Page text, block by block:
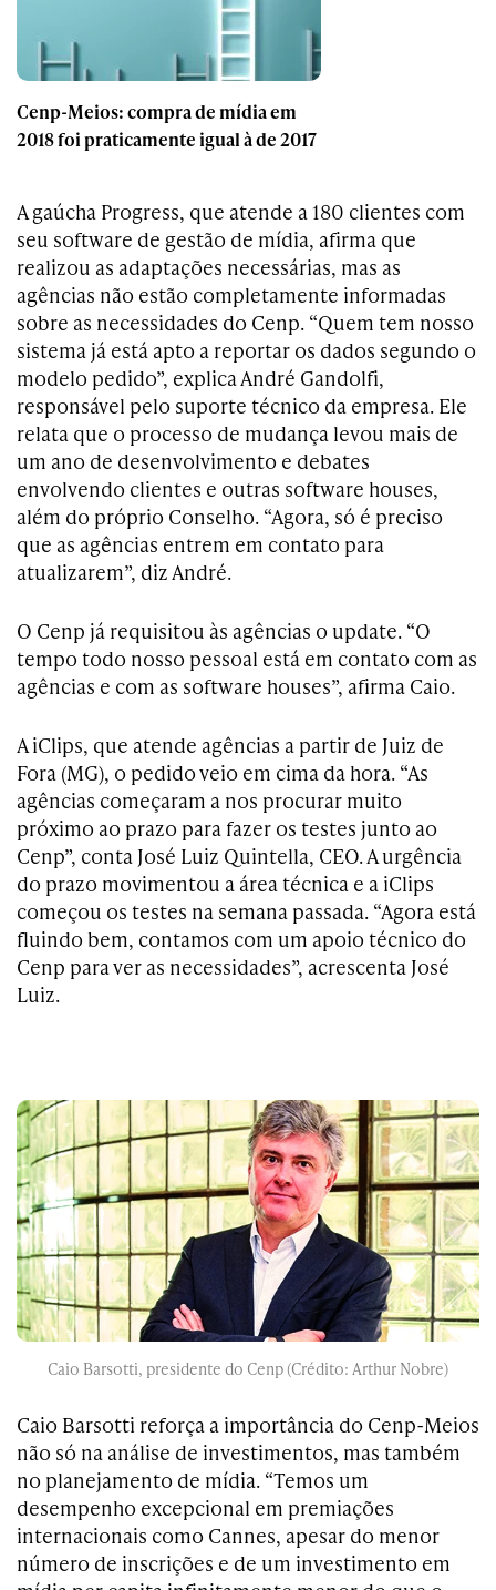
Cenp-Meios: compra de mídia em
2018 foi praticamente igual à de 2017
A gaúcha Progress, que atende a 180 clientes com
seu software de gestão de mídia, afirma que
realizou as adaptações necessárias, mas as
agências não estão completamente informadas
sobre as necessidades do Cenp. “Quem tem nosso
sistema já está apto a reportar os dados segundo o
modelo pedido”, explica André Gandolfi,
responsável pelo suporte técnico da empresa. Ele
relata que o processo de mudança levou mais de
um ano de desenvolvimento e debates
envolvendo clientes e outras software houses,
além do próprio Conselho. “Agora, só é preciso
que as agências entrem em contato para
atualizarem”, diz André.
O Cenp já requisitou às agências o update. “O
tempo todo nosso pessoal está em contato com as
agências e com as software houses”, afirma Caio.
A iClips, que atende agências a partir de Juiz de
Fora (MG), o pedido veio em cima da hora. “As
agências começaram a nos procurar muito
próximo ao prazo para fazer os testes junto ao
Cenp”, conta José Luiz Quintella, CEO. A urgência
do prazo movimentou a área técnica e a iClips
começou os testes na semana passada. “Agora está
fluindo bem, contamos com um apoio técnico do
Cenp para ver as necessidades”, acrescenta José
Luiz.
Caio Barsotti, presidente do Cenp (Crédito: Arthur Nobre)
Caio Barsotti reforça a importância do Cenp-Meios
não só na análise de investimentos, mas também
no planejamento de mídia. “Temos um
desempenho excepcional em premiações
internacionais como Cannes, apesar do menor
número de inscrições e de um investimento em